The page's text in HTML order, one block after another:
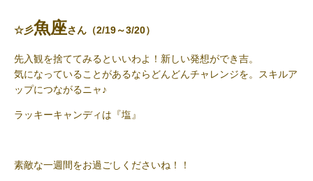
☆彡魚座さん（2/19～3/20）
先入観を捨ててみるといいわよ！新しい発想ができ吉。
気になっていることがあるならどんどんチャレンジを。スキルア
ップにつながるニャ♪
ラッキーキャンディは 『塩』
素敵な一週間をお過ごしくださいね！！